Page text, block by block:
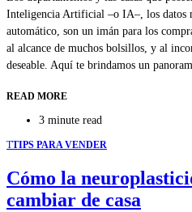
Inteligencia Artificial –o IA–, los datos
automático, son un imán para los
al alcance de muchos bolsillos, y al
deseable. Aquí te brindamos un
READ MORE
3 minute read
TTIPS PARA VENDER
Cómo la
cambiar de casa